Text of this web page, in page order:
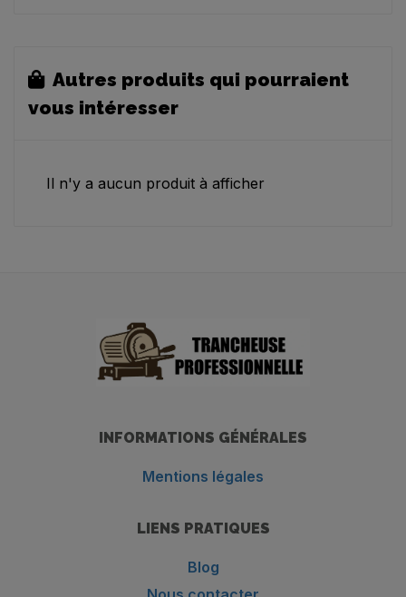
Autres produits qui pourraient
vous intéresser
Il n'y a aucun produit à afficher
INFORMATIONS GÉNÉRALES
Mentions légales
LIENS PRATIQUES
Blog